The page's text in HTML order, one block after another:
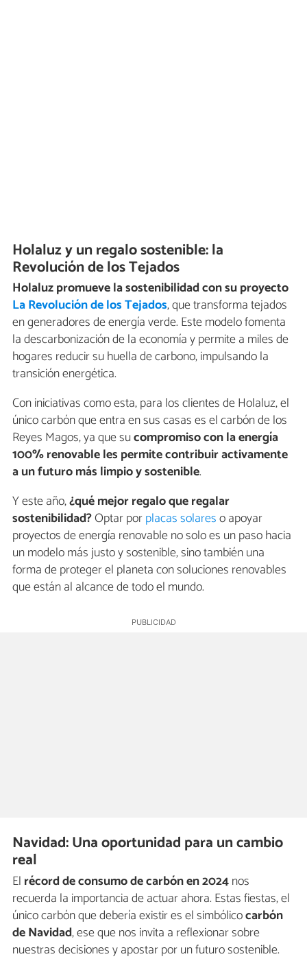
Holaluz y un regalo sostenible: la
Revolución de los Tejados
Holaluz promueve la sostenibilidad con su proyecto
La Revolución de los Tejados, que transforma tejados
en generadores de energía verde. Este modelo fomenta
la descarbonización de la economía y permite a miles de
hogares reducir su huella de carbono, impulsando la
transición energética.
Con iniciativas como esta, para los clientes de Holaluz, el
único carbón que entra en sus casas es el carbón de los
Reyes Magos, ya que sucompromiso con la energía
100% renovable les permite contribuir activamente
a un futuro más limpio y sostenible.
Y este año,¿qué mejor regalo que regalar
sostenibilidad?Optar porplacas solareso apoyar
proyectos de energía renovable no solo es un paso hacia
un modelo más justo y sostenible, sino también una
forma de proteger el planeta con soluciones renovables
que están al alcance de todo el mundo.
Navidad: Una oportunidad para un cambio
real
El récord de consumo de carbón en 2024nos
recuerda la importancia de actuar ahora. Estas fiestas, el
único carbón que debería existir es el simbólicocarbón
de Navidad, ese que nos invita a reflexionar sobre
nuestras decisiones y apostar por un futuro sostenible.